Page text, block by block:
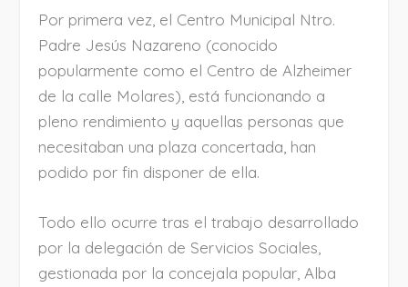
Por primera vez, el Centro Municipal Ntro.
Padre Jesús Nazareno (conocido
popularmente como el Centro de Alzheimer
de la calle Molares), está funcionando a
pleno rendimiento y aquellas personas que
necesitaban una plaza concertada, han
podido por fin disponer de ella.
Todo ello ocurre tras el trabajo desarrollado
por la delegación de Servicios Sociales,
gestionada por la concejala popular, Alba